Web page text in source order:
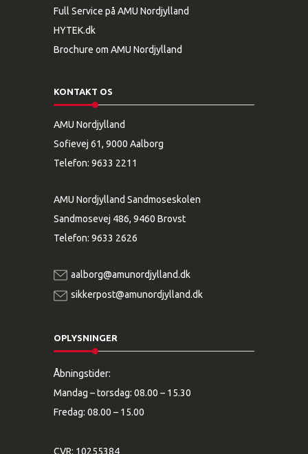
Full Service på AMU Nordjylland
HYTEK.dk
Brochure om AMU Nordjylland
KONTAKT OS
AMU Nordjylland
Sofievej 61, 9000 Aalborg
Telefon: 9633 2211
AMU Nordjylland Sandmoseskolen
Sandmosevej 486, 9460 Brovst
Telefon: 9633 2626
aalborg@amunordjylland.dk
sikkerpost@amunordjylland.dk
OPLYSNINGER
Åbningstider:
Mandag – torsdag: 08.00 – 15.30
Fredag: 08.00 – 15.00
CVR: 10255384